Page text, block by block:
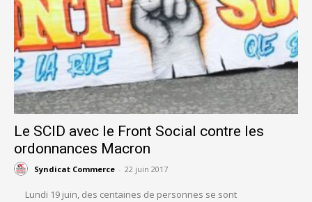
Le SCID avec le Front Social contre les
ordonnances Macron
Syndicat Commerce - 22 juin 2017
Lundi 19 juin, des centaines de personnes se sont